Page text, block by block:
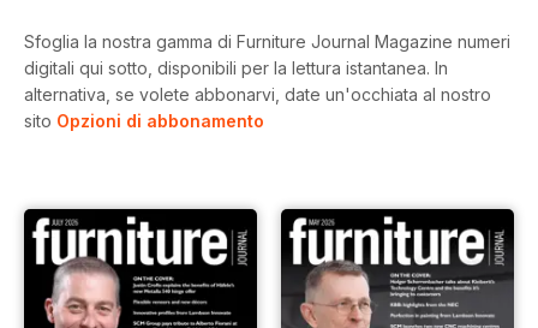
Sfoglia la nostra gamma di Furniture Journal Magazine numeri
digitali qui sotto, disponibili per la lettura istantanea. In
alternativa, se volete abbonarvi, date un'occhiata al nostro
sito Opzioni di abbonamento